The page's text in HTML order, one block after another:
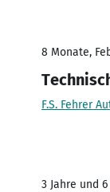
8 Monate,
F.S. Fehrer
3 Jahre und